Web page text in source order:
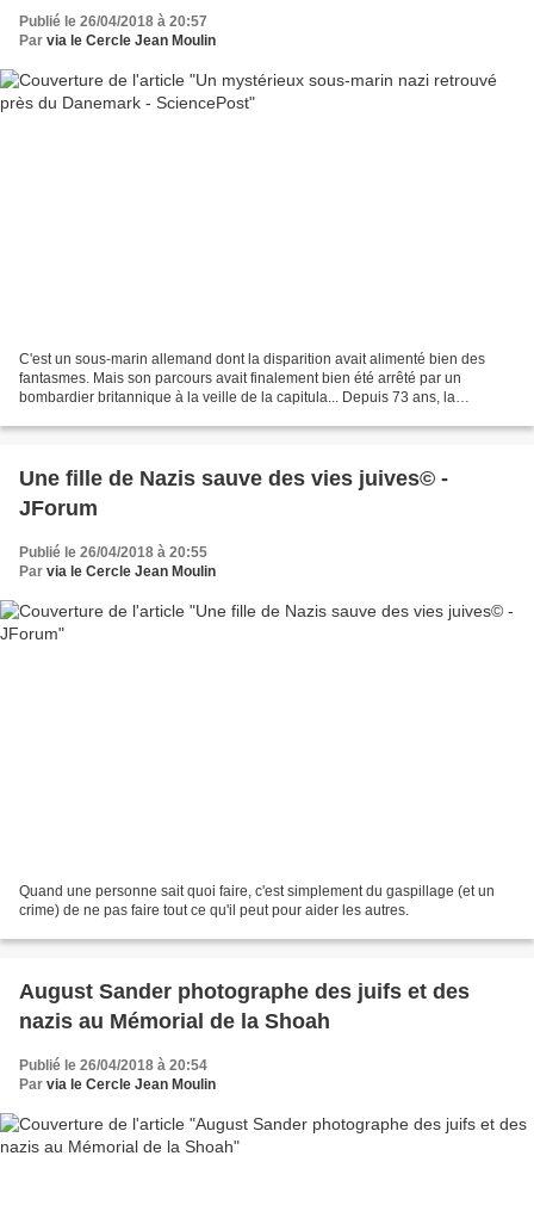
Publié le 26/04/2018 à 20:57
Par via le Cercle Jean Moulin
C'est un sous-marin allemand dont la disparition avait alimenté bien des
fantasmes. Mais son parcours avait finalement bien été arrêté par un
bombardier britannique à la veille de la capitula... Depuis 73 ans, la
Une fille de Nazis sauve des vies juives© -
JForum
Publié le 26/04/2018 à 20:55
Par via le Cercle Jean Moulin
Quand une personne sait quoi faire, c'est simplement du gaspillage (et un
crime) de ne pas faire tout ce qu'il peut pour aider les autres.
August Sander photographe des juifs et des
nazis au Mémorial de la Shoah
Publié le 26/04/2018 à 20:54
Par via le Cercle Jean Moulin